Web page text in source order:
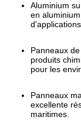
Aluminium
en
d'applications.
Panneaux
produits
pour les
Panneaux
excellente
maritimes.